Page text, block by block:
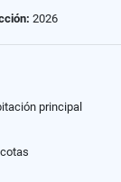
2026
principal